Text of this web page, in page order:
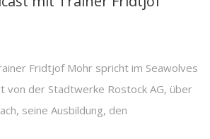
Fridtjof Mohr spricht im Seawolves
von der Stadtwerke Rostock AG, über
seine Ausbildung, den